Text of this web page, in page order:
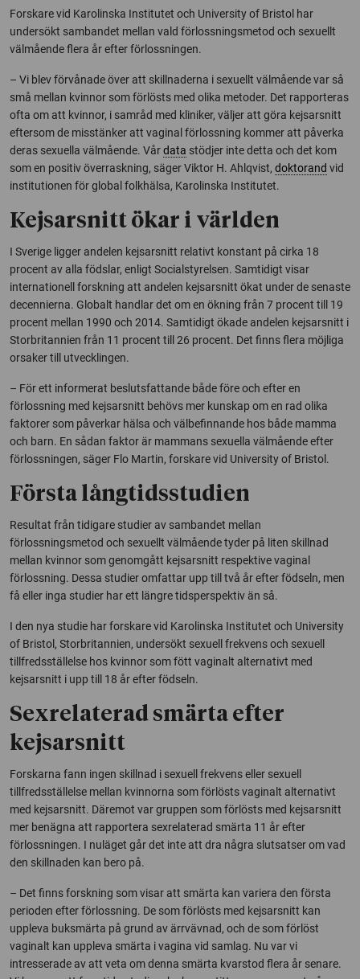
Forskare vid Karolinska Institutet och University of Bristol har
undersökt sambandet mellan vald förlossningsmetod och sexuellt
välmående flera år efter förlossningen.
– Vi blev förvånade över att skillnaderna i sexuellt välmående var så
små mellan kvinnor som förlösts med olika metoder. Det rapporteras
ofta om att kvinnor, i samråd med kliniker, väljer att göra kejsarsnitt
eftersom de misstänker att vaginal förlossning kommer att påverka
deras sexuella välmående. Vårdata stödjer inte detta och det kom
som en positiv överraskning, säger Viktor H. Ahlqvist, doktorand vid
institutionen för global folkhälsa, Karolinska Institutet.
Kejsarsnitt ökar i världen
I Sverige ligger andelen kejsarsnitt relativt konstant på cirka 18
procent av alla födslar, enligt Socialstyrelsen. Samtidigt visar
internationell forskning att andelen kejsarsnitt ökat under de senaste
decennierna. Globalt handlar det om en ökning från 7 procent till 19
procent mellan 1990 och 2014. Samtidigt ökade andelen kejsarsnitt i
Storbritannien från 11 procent till 26 procent. Det finns flera möjliga
orsaker till utvecklingen.
– För ett informerat beslutsfattande både före och efter en
förlossning med kejsarsnitt behövs mer kunskap om en rad olika
faktorer som påverkar hälsa och välbefinnande hos både mamma
och barn. En sådan faktor är mammans sexuella välmående efter
förlossningen, säger Flo Martin, forskare vid University of Bristol .
Första långtidsstudien
Resultat från tidigare studier av sambandet mellan
förlossningsmetod och sexuellt välmående tyder på liten skillnad
mellan kvinnor som genomgått kejsarsnitt respektive vaginal
förlossning. Dessa studier omfattar upp till två år efter födseln, men
få eller inga studier har ett längre tidsperspektiv än så.
I den nya studie har forskare vid Karolinska Institutet och University
of Bristol, Storbritannien, undersökt sexuell frekvens och sexuell
tillfredsställelse hos kvinnor som fött vaginalt alternativt med
kejsarsnitt i upp till 18 år efter födseln.
Sexrelaterad smärta efter
kejsarsnitt
Forskarna fann ingen skillnad i sexuell frekvens eller sexuell
tillfredsställelse mellan kvinnorna som förlösts vaginalt alternativt
med kejsarsnitt. Däremot var gruppen som förlösts med kejsarsnitt
mer benägna att rapportera sexrelaterad smärta 11 år efter
förlossningen. I nuläget går det inte att dra några slutsatser om vad
den skillnaden kan bero på.
– Det finns forskning som visar att smärta kan variera den första
perioden efter förlossning. De som förlösts med kejsarsnitt kan
uppleva buksmärta på grund av ärrvävnad, och de som förlöst
vaginalt kan uppleva smärta i vagina vid samlag. Nu var vi
intresserade av att veta om denna smärta kvarstod flera år senare.